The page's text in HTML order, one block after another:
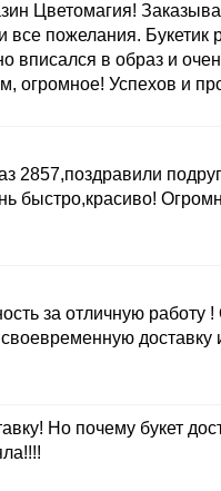
Цветомагия!
все пожелания. Букетик
вписался в образ и
огромное! Успехов и
2857,поздравили
быстро,красиво!
за отличную
Но почему букет